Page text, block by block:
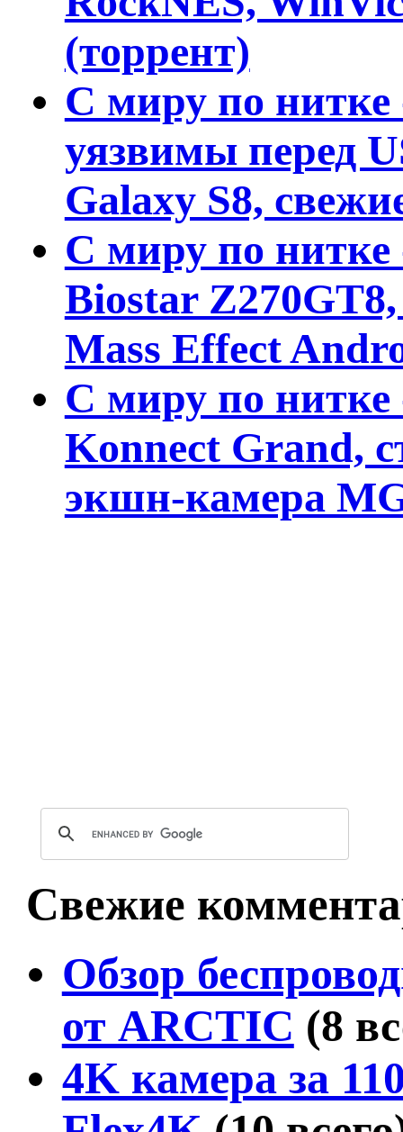
(торрент)
С миру по
уязвимы перед
Galaxy S8,
С миру по нитке
Biostar
Mass Effect
С миру по нитке
Konnect Grand,
экшн-камера
Свежие
Обзор
от ARCTIC (8
4K камера за